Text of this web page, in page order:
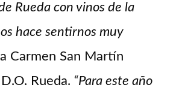
Rueda con vinos de la
hace sentirnos muy
Carmen San Martín
Rueda. “Para este año